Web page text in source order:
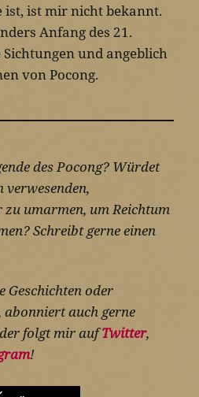
ist, ist mir nicht bekannt.
Anfang des 21.
und angeblich
von Pocong.
des Pocong? Würdet
verwesenden,
umarmen, um Reichtum
Schreibt gerne einen
Geschichten oder
abonniert auch gerne
folgt mir aufTwitter,
!